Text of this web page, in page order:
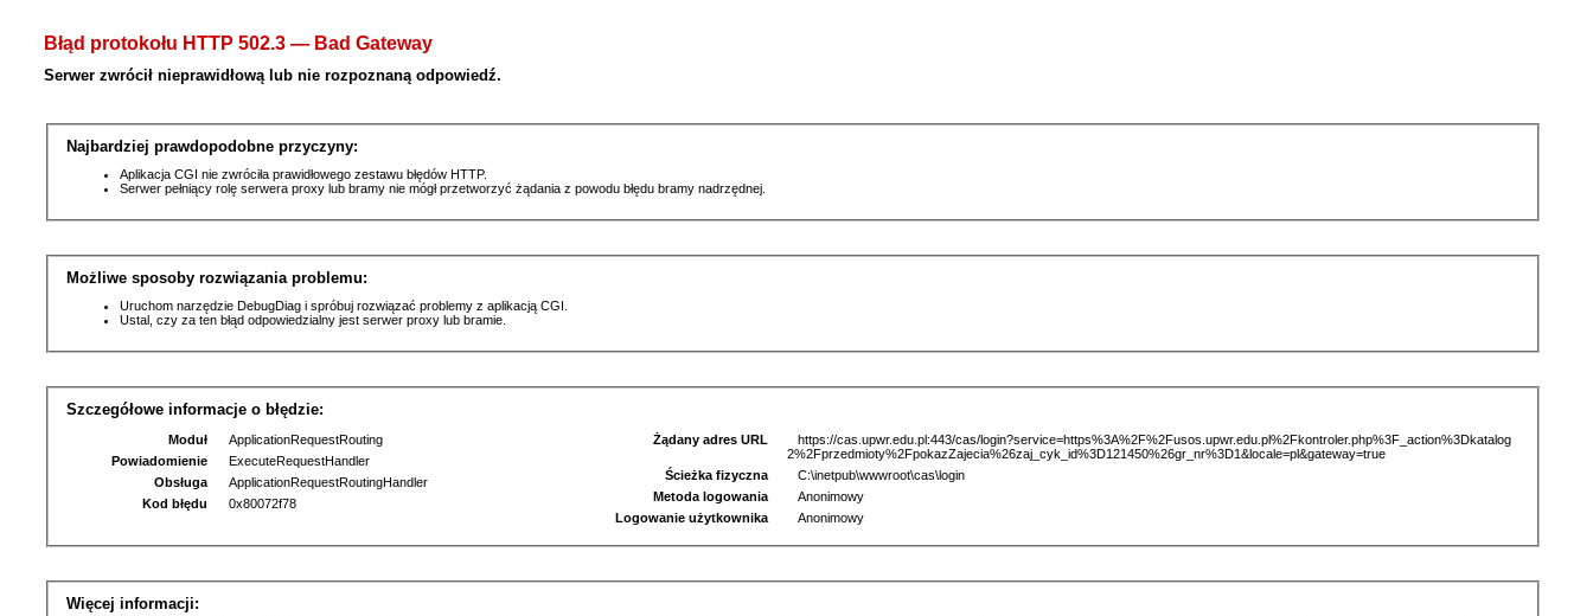
Błąd protokołu HTTP 502.3 — Bad Gateway
Serwer zwrócił nieprawidłową lub nie rozpoznaną odpowiedź.
Najbardziej prawdopodobne przyczyny:
Aplikacja CGI nie zwróciła prawidłowego zestawu błędów HTTP.
Serwer pełniący rolę serwera proxy lub bramy nie mógł przetworzyć żądania z powodu błędu bramy nadrzędnej.
Możliwe sposoby rozwiązania problemu:
Uruchom narzędzie DebugDiag i spróbuj rozwiązać problemy z aplikacją CGI.
Ustal, czy za ten błąd odpowiedzialny jest serwer proxy lub bramie.
Szczegółowe informacje o błędzie:
Moduł
ApplicationRequestRouting
Powiadomienie
ExecuteRequestHandler
Obsługa
ApplicationRequestRoutingHandler
Kod błędu
0x80072f78
Żądany adres URL
https://cas.upwr.edu.pl:443/cas/login?service=https%3A%2F%2Fusos.upwr.edu.pl%2Fkontroler.php%3F_action%3Dkatalog
2%2Fprzedmioty%2FpokazZajecia%26zaj_cyk_id%3D121450%26gr_nr%3D1&locale=pl&gateway=true
Ścieżka fizyczna
C:\inetpub\wwwroot\cas\login
Metoda logowania
Anonimowy
Logowanie użytkownika
Anonimowy
Więcej informacji: